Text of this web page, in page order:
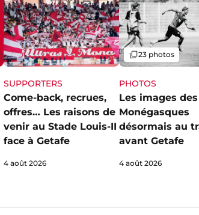
SUPPORTERS
Come-back, recrues,
offres… Les raisons de
venir au Stade Louis-II
face à Getafe
4 août 2026
PHOTOS
Les images des
Monégasques
désormais au
avant Getafe
Galerie
23 photos
4 août 2026